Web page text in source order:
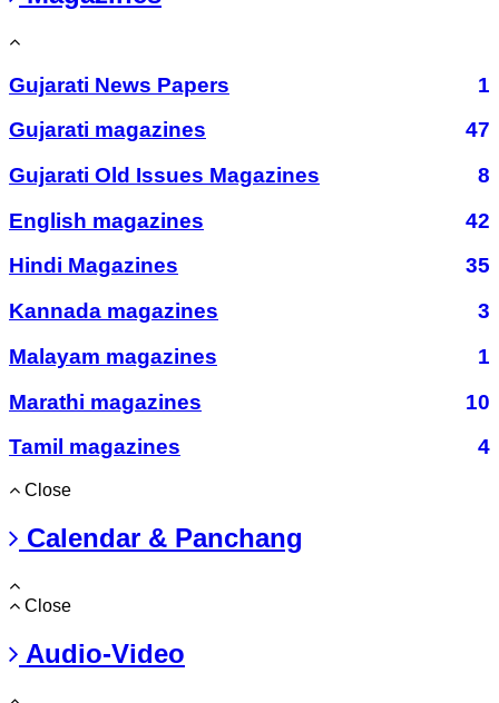
Gujarati News Papers
1
Gujarati magazines
47
Gujarati Old Issues Magazines
8
English magazines
42
Hindi Magazines
35
Kannada magazines
3
Malayam magazines
1
Marathi magazines
10
Tamil magazines
4
Close
Calendar & Panchang
Close
Audio-Video